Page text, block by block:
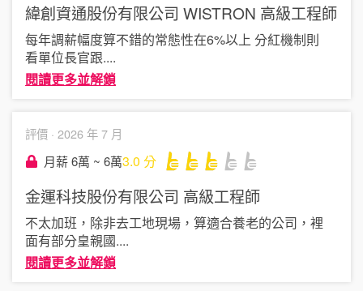
緯創資通股份有限公司 WISTRON 高級工程師
每年調薪幅度算不錯的常態性在6%以上 分紅機制則
看單位長官跟....
閱讀更多並解鎖
評價 · 2026 年 7 月
月薪 6萬 ~ 6萬3.0 分
金運科技股份有限公司 高級工程師
不太加班，除非去工地現場，算適合養老的公司，裡
面有部分皇親國....
閱讀更多並解鎖